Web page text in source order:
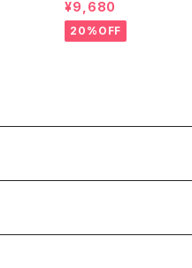
ET
¥9,680
20%OFF